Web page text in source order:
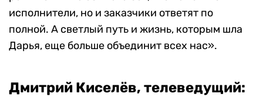
исполнители, но и заказчики ответят по
полной. А светлый путь и жизнь, которым шла
Дарья, еще больше объединит всех нас».
Дмитрий Киселёв, телеведущий: